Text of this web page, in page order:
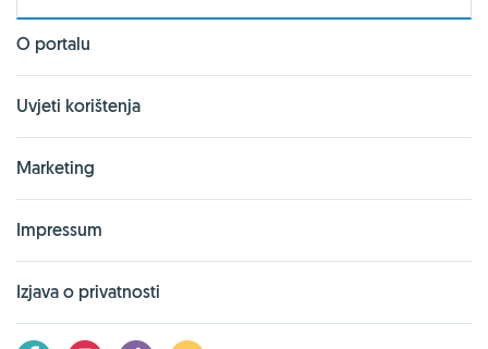
O portalu
Uvjeti korištenja
Marketing
Impressum
Izjava o privatnosti